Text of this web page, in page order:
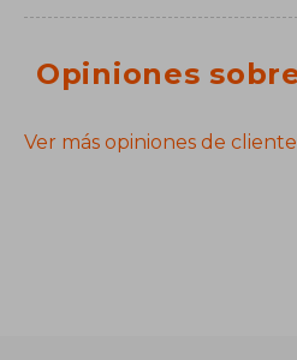
Opiniones
Ver más opiniones de